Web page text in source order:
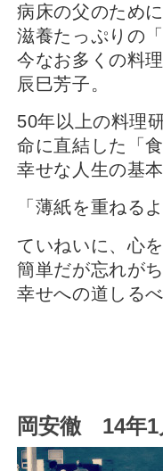
病床の父のため
滋養たっぷりの
今なお多くの料
辰巳芳子。
50年以上の料理
命に直結した「
幸せな人生の基
「薄紙を重ねる
ていねいに、心
簡単だが忘れが
幸せへの道しる
岡安徹 14年1